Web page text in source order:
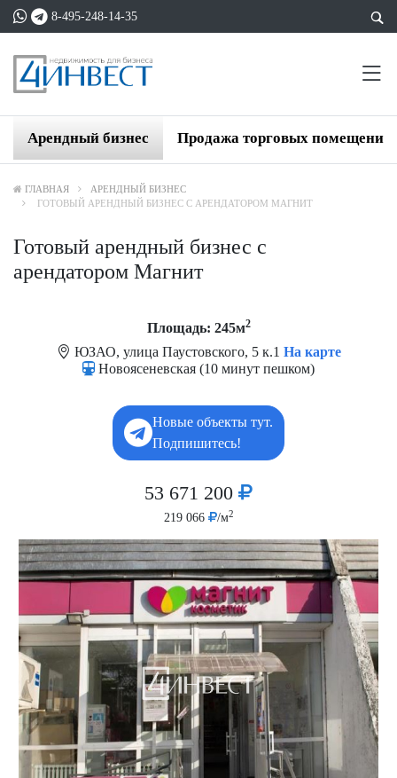
8-495-248-14-35
Арендный бизнес Продажа торговых помещений
ГЛАВНАЯ
АРЕНДНЫЙ БИЗНЕС
ГОТОВЫЙ АРЕНДНЫЙ БИЗНЕС С АРЕНДАТОРОМ МАГНИТ
Готовый арендный бизнес с
арендатором Магнит
Площадь: 245м2
ЮЗАО, улица Паустовского, 5 к.1 На карте
Новоясеневская (10 минут пешком)
Новые объекты тут.
Подпишитесь!
53 671 200
219 066 /м2